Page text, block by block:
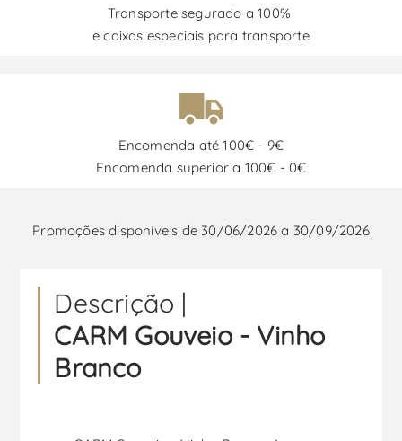
Transporte segurado a 100%
e caixas especiais para transporte
Encomenda até 100€ - 9€
Encomenda superior a 100€ - 0€
Promoções disponíveis de 30/06/2026 a 30/09/2026
Descrição |
CARM Gouveio - Vinho
Branco